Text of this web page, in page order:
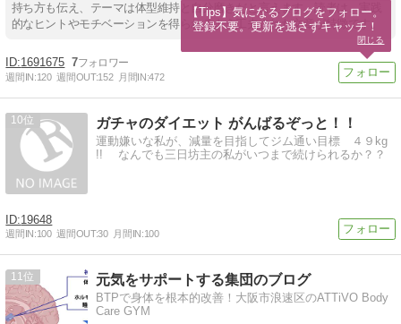
持ち方も伝え、テーマは体型維持と自分磨きだと言えます。読者は、実践
的なヒントやモチベーションを得られるよう工夫された文章が特徴です。
1691675 7
週間IN:120 週間OUT:152 月間IN:472
10 ガチャのダイエット がんばるぞっと！！
運動嫌いな私が、減量を目指してジム通い目標 ４９kg
!! なんでも三日坊主の私がいつまで続けられるか？？
19648
週間IN:100 週間OUT:30 月間IN:100
11 元気をサポートする集団のブログ
BTPで身体を根本的改善！大阪市浪速区のATTiVO Body
Care GYM
【Tips】気になるブログをフォロー。
登録不要。更新を逃さずキャッチ！
閉じる